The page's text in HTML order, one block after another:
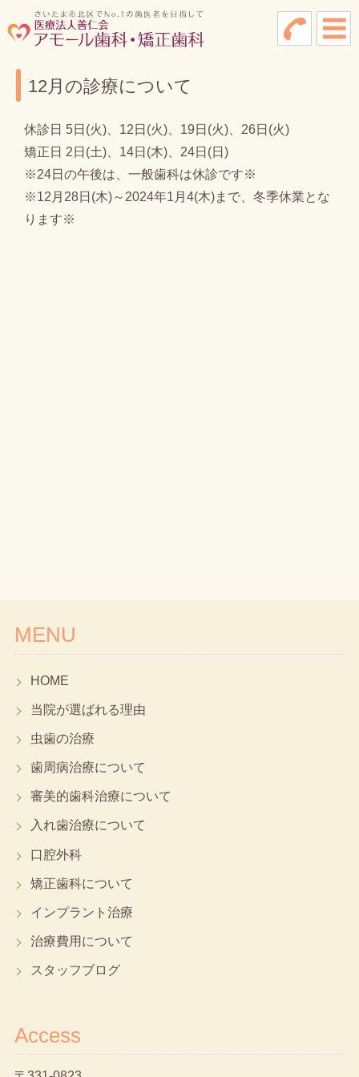
12月の診療について
休診日 5日(火)、12日(火)、19日(火)、26日(火)
矯正日 2日(土)、14日(木)、24日(日)
※24日の午後は、一般歯科は休診です※
※12月28日(木)～2024年1月4(木)まで、冬季休業とな
ります※
MENU
HOME
当院が選ばれる理由
虫歯の治療
歯周病治療について
審美的歯科治療について
入れ歯治療について
口腔外科
矯正歯科について
インプラント治療
治療費用について
スタッフブログ
Access